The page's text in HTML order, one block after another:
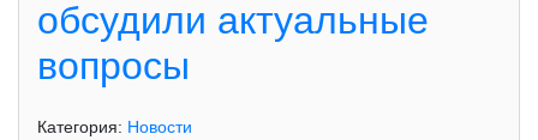
обсудили актуальные
вопросы
Категория: Новости